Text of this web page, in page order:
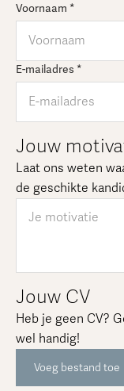
Voornaam *
E-mailadres *
Jouw
Laat ons weten
de geschikte
Jouw CV
Heb je geen CV?
wel handig!
Voeg bestand toe